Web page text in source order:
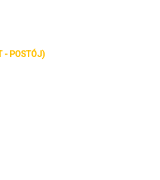
- POSTÓJ)